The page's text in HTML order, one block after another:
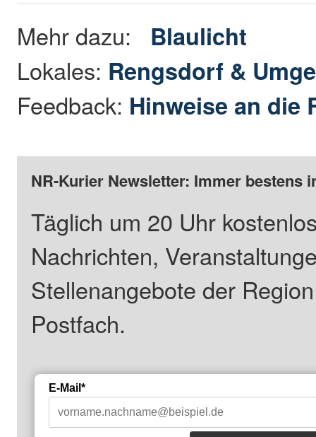
Mehr dazu: Blaulicht
Lokales: Rengsdorf &
Feedback: Hinweise an die
NR-Kurier Newsletter: Immer bestens
Täglich um 20 Uhr
Nachrichten,
Stellenangebote der
Postfach.
E-Mail*